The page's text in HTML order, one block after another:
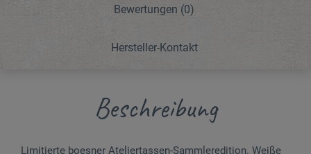
Bewertungen (0)
Hersteller-Kontakt
Beschreibung
Limitierte boesner Ateliertassen-Sammleredition. Weiße